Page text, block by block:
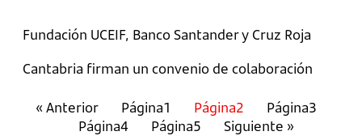
Fundación UCEIF, Banco Santander y Cruz Roja
Cantabria firman un convenio de colaboración
« Anterior Página1 Página2 Página3
Página4 Página5 Siguiente »